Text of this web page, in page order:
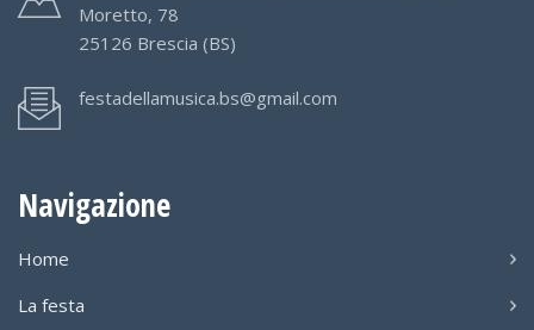
Moretto, 78
25126 Brescia (BS)
festadellamusica.bs@gmail.com
Navigazione
Home
La festa